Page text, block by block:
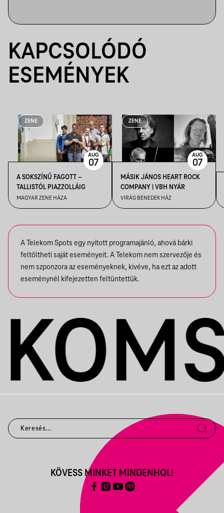
KAPCSOLÓDÓ
ESEMÉNYEK
ZENE
A SOKSZÍNŰ FAGOTT –
TALLISTÓL PIAZZOLLÁIG
MAGYAR ZENE HÁZA
AUG
07
ZENE
MÁSIK JÁNOS HEART ROCK
COMPANY | VBH NYÁR
VIRÁG BENEDEK HÁZ
AUG
07
A Telekom Spots egy nyitott programajánló, ahová bárki
feltöltheti saját eseményeit. A Telekom nem szervezője és
nem szponzora az eseményeknek, kivéve, ha ezt az adott
eseménynél kifejezetten feltüntettük.
KÖVESS MINKET MINDENHOL!